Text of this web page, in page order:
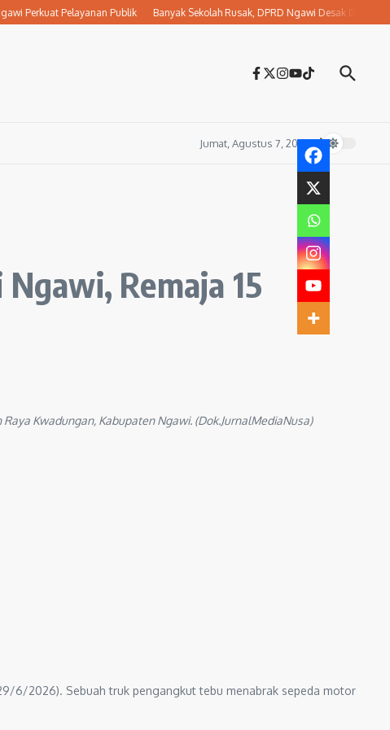
Pelayanan Publik Banyak Sekolah Rusak, DPRD Ngawi Desak Dikbud Jemput
Jumat, Agustus 7, 2026
Remaja 15
Kwadungan, Kabupaten Ngawi. (Dok.JurnalMediaNusa)
6/2026). Sebuah truk pengangkut tebu menabrak sepeda motor